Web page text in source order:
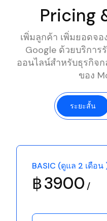
Pricing
เพิ่มลูกค้า เพิ่มยอดจ
Google ด้วยบริการ
ออนไลน์สำหรับธุรกิจ
ของ
ระยะสั้น
BASIC (ดูแล 2 เดือน
฿3900